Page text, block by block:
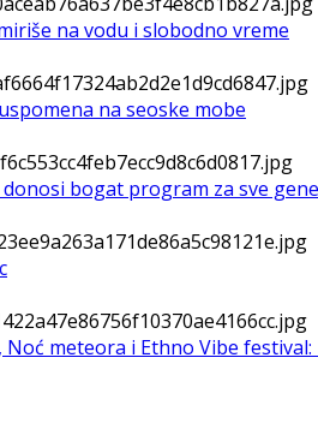
na vodu i slobodno vreme
na seoske mobe
bogat program za sve
Noć meteora i Ethno Vibe